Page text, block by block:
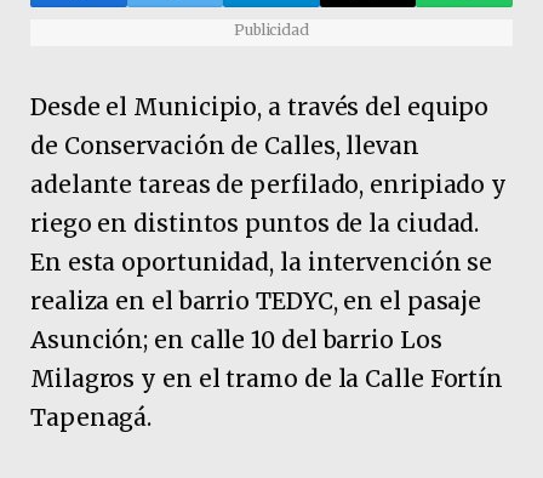
Publicidad
Desde el Municipio, a través del equipo
de Conservación de Calles, llevan
adelante tareas de perfilado, enripiado y
riego en distintos puntos de la ciudad.
En esta oportunidad, la intervención se
realiza en el barrio TEDYC, en el pasaje
Asunción; en calle 10 del barrio Los
Milagros y en el tramo de la Calle Fortín
Tapenagá.